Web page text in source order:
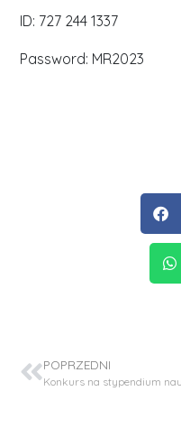
ID: 727 244 1337
Password: MR2023
POPRZEDNI